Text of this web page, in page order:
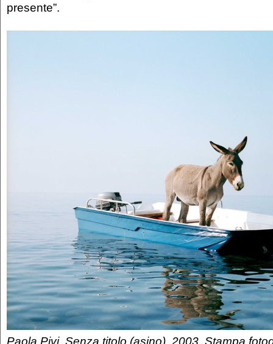
presente”.
Paola Pivi, Senza titolo (asino), 2003. Stampa